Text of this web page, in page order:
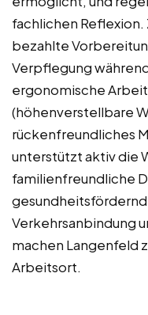
fachlichen
bezahlte
Verpflegung
ergonomische
(höhenverstellbare
rückenfreundliches
unterstützt aktiv die
familienfreundliche
Verkehrsanbindung
machen Langenfeld
Arbeitsort.